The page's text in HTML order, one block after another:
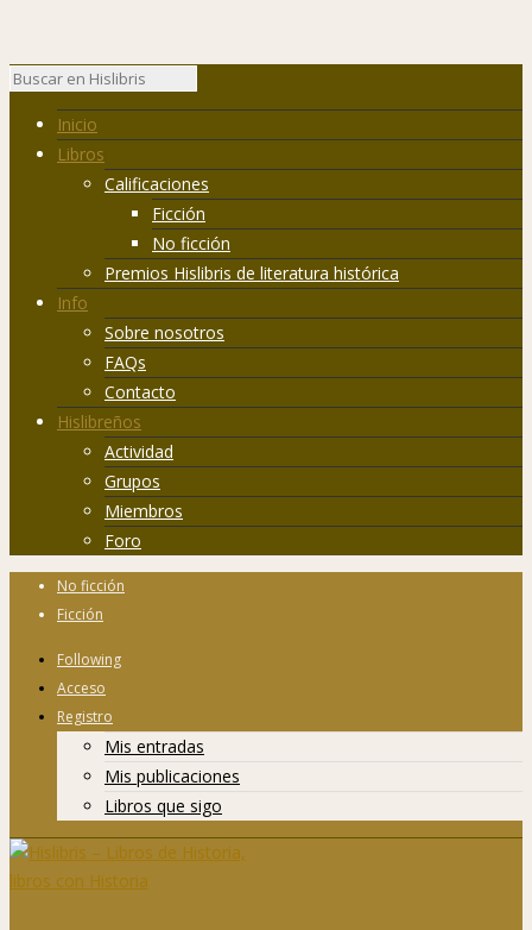
Inicio
Libros
Calificaciones
Ficción
No ficción
Premios Hislibris de literatura histórica
Info
Sobre nosotros
FAQs
Contacto
Hislibreños
Actividad
Grupos
Miembros
Foro
No ficción
Ficción
Following
Acceso
Registro
Mis entradas
Mis publicaciones
Libros que sigo